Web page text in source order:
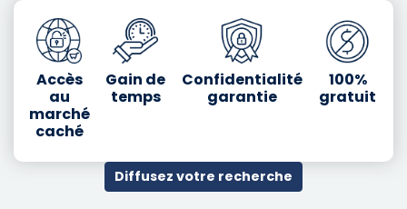
Accès
au
marché
caché
Gain de
temps
Confidentialité
garantie
100%
gratuit
Diffusez votre recherche